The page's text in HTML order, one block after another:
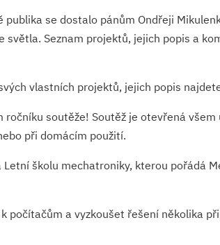
se dostalo pánům Ondřeji
Seznam projektů, jejich popis a
vlastních projektů, jejich popis
soutěže! Soutěž je otevřená všem
při domácím použití.
školu mechatroniky, kterou pořádá
a vyzkoušet řešení několika